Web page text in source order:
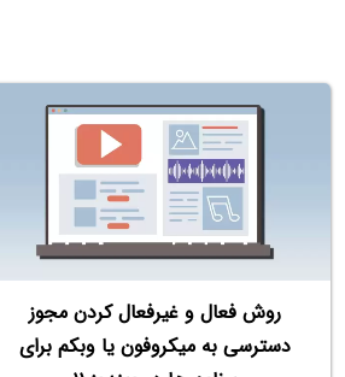
روش فعال و غیرفعال کردن مجوز
دسترسی به میکروفون یا وبکم برای